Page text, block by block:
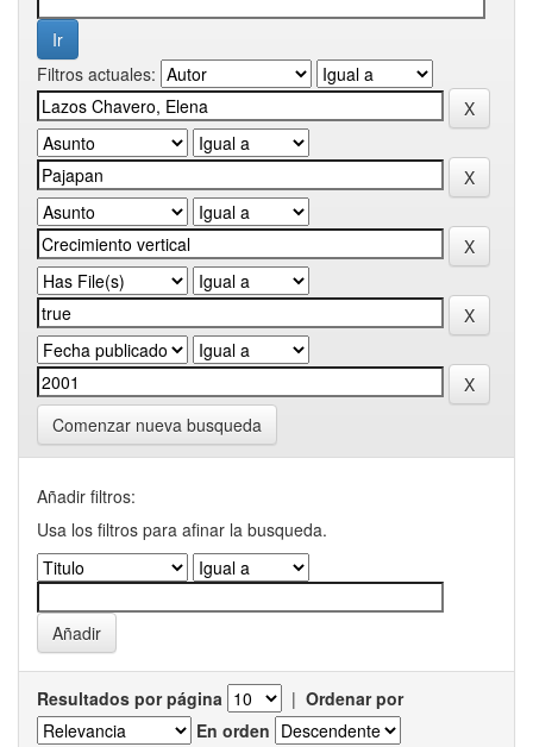
Filtros actuales:
Comenzar nueva busqueda
Añadir filtros:
Usa los filtros para afinar la busqueda.
Resultados por página | Ordenar por
En orden